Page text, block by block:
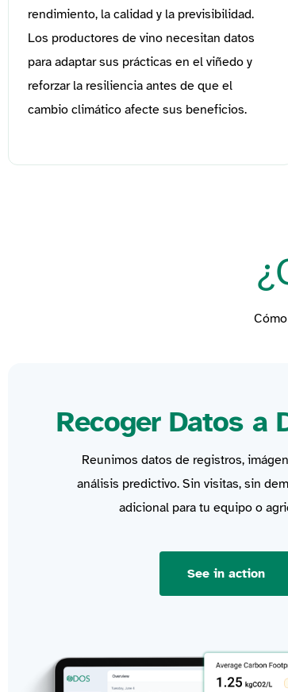
rendimiento, la calidad y la previsibilidad.
Los productores de vino necesitan datos
para adaptar sus prácticas en el viñedo y
reforzar la resiliencia antes de que el
cambio climático afecte sus beneficios.
Recoger Datos a
Reunimos datos de registros,
análisis predictivo. Sin visitas, sin
adicional para tu equipo o
See in action